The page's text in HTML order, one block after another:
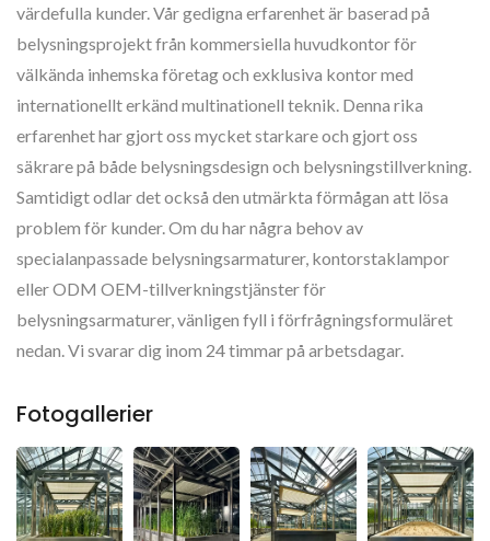
värdefulla kunder. Vår gedigna erfarenhet är baserad på
belysningsprojekt från kommersiella huvudkontor för
välkända inhemska företag och exklusiva kontor med
internationellt erkänd multinationell teknik. Denna rika
erfarenhet har gjort oss mycket starkare och gjort oss
säkrare på både belysningsdesign och belysningstillverkning.
Samtidigt odlar det också den utmärkta förmågan att lösa
problem för kunder. Om du har några behov av
specialanpassade belysningsarmaturer, kontorstaklampor
eller ODM OEM-tillverkningstjänster för
belysningsarmaturer, vänligen fyll i förfrågningsformuläret
nedan. Vi svarar dig inom 24 timmar på arbetsdagar.
Fotogallerier